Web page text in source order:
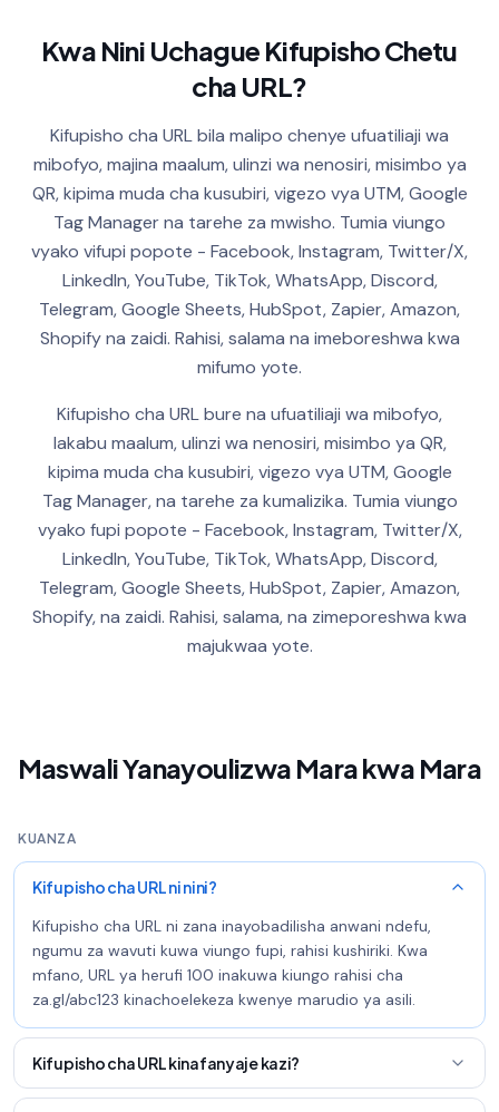
Kwa Nini Uchague Kifupisho Chetu
cha URL?
Kifupisho cha URL bila malipo chenye ufuatiliaji wa
mibofyo, majina maalum, ulinzi wa nenosiri, misimbo ya
QR, kipima muda cha kusubiri, vigezo vya UTM, Google
Tag Manager na tarehe za mwisho. Tumia viungo
vyako vifupi popote - Facebook, Instagram, Twitter/X,
LinkedIn, YouTube, TikTok, WhatsApp, Discord,
Telegram, Google Sheets, HubSpot, Zapier, Amazon,
Shopify na zaidi. Rahisi, salama na imeboreshwa kwa
mifumo yote.
Kifupisho cha URL bure na ufuatiliaji wa mibofyo,
lakabu maalum, ulinzi wa nenosiri, misimbo ya QR,
kipima muda cha kusubiri, vigezo vya UTM, Google
Tag Manager, na tarehe za kumalizika. Tumia viungo
vyako fupi popote - Facebook, Instagram, Twitter/X,
LinkedIn, YouTube, TikTok, WhatsApp, Discord,
Telegram, Google Sheets, HubSpot, Zapier, Amazon,
Shopify, na zaidi. Rahisi, salama, na zimeporeshwa kwa
majukwaa yote.
Maswali Yanayoulizwa Mara kwa Mara
KUANZA
Kifupisho cha URL ni nini?
Kifupisho cha URL ni zana inayobadilisha anwani ndefu,
ngumu za wavuti kuwa viungo fupi, rahisi kushiriki. Kwa
mfano, URL ya herufi 100 inakuwa kiungo rahisi cha
za.gl/abc123 kinachoelekeza kwenye marudio ya asili.
Kifupisho cha URL kinafanyaje kazi?